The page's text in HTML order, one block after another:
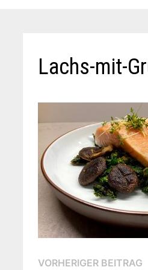
Lachs-mit-
VORHERIGER BEITRAG